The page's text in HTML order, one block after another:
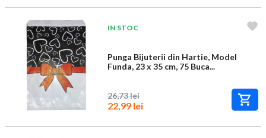
IN STOC
Punga Bijuterii din Hartie, Model
Funda, 23 x 35 cm, 75 Buca...
26,73 lei
22,99 lei